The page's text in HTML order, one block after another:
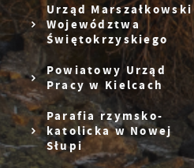
Urząd Marszałkowski
Województwa
Świętokrzyskiego
Powiatowy Urząd
Pracy w Kielcach
Parafia rzymsko-
katolicka w Nowej
Słupi